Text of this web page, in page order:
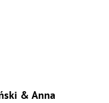
& Anna